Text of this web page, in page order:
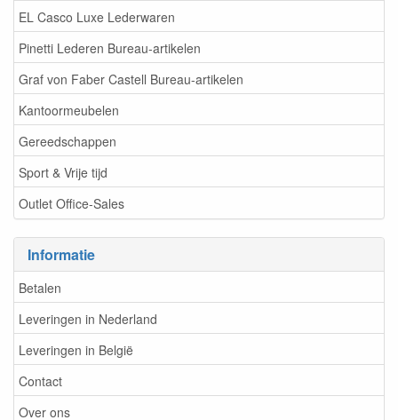
EL Casco Luxe Lederwaren
Pinetti Lederen Bureau-artikelen
Graf von Faber Castell Bureau-artikelen
Kantoormeubelen
Gereedschappen
Sport & Vrije tijd
Outlet Office-Sales
Informatie
Betalen
Leveringen in Nederland
Leveringen in België
Contact
Over ons